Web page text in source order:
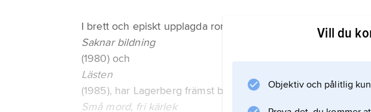
I brett och episkt upplagda romaner med socialistisk tendens,
Saknar bildning
(1980) och
Lästen
(1985), har Lagerberg främst behandlat ämnen ur den
Små mord, fri kärlek
Vill du
Objektiv och pålitlig